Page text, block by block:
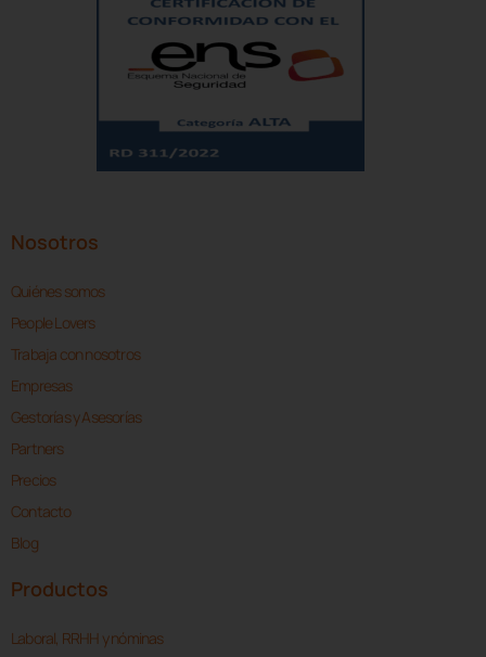
Nosotros
Quiénes somos
People Lovers
Trabaja con nosotros
Empresas
Gestorías y Asesorías
Partners
Precios
Contacto
Blog
Productos
Laboral, RRHH y nóminas